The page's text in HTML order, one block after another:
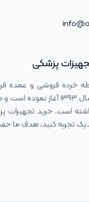
پزشکی
خرده فروشی و عمده
فعالیت دارد. این مجموعه فعالیت خود را
است. خرید تجهیزات
تجربه کنید، هدف